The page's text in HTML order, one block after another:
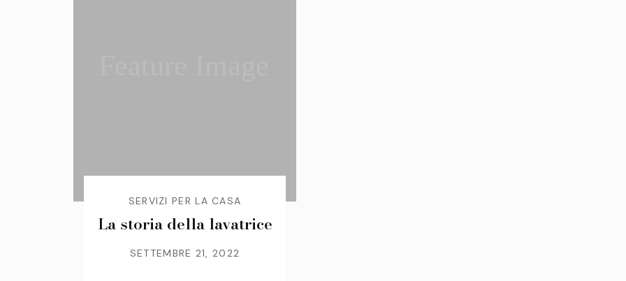
SERVIZI PER LA CASA
La storia della lavatrice
SETTEMBRE 21, 2022